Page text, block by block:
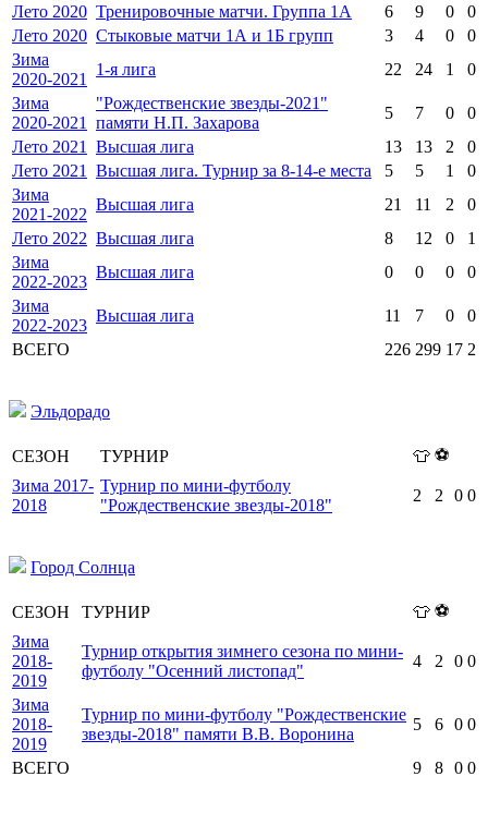
Лето 2020 Тренировочные матчи. Группа 1А 6 9 0
0
Лето 2020 Стыковые матчи 1А и 1Б групп 3 4 0
0
Зима
2020-2021
1-я лига 22 24 1
0
Зима
2020-2021
"Рождественские звезды-2021"
памяти Н.П. Захарова
5 7 0
0
Лето 2021
Высшая лига 13 13 2
0
Лето 2021
Высшая лига. Турнир за 8-14-е места 5 5 1
0
Зима
2021-2022
Высшая лига 21 11 2
0
Лето 2022 Высшая лига 8 12 0
1
Зима
2022-2023
Высшая лига 0 0 0
0
Зима
2022-2023
Высшая лига 11 7 0
0
ВСЕГО
226 299 17 2
Эльдорадо
СЕЗОН ТУРНИР 👕 ⚽
Зима 2017-
2018
Турнир по мини-футболу
"Рождественские звезды-2018"
2 2 0 0
Город Солнца
СЕЗОН ТУРНИР 👕 ⚽
Зима
2018-
2019
Турнир открытия зимнего сезона по мини-
футболу "Осенний листопад"
4 2 0 0
Зима
2018-
2019
Турнир по мини-футболу "Рождественские
звезды-2018" памяти В.В. Воронина
5 6 0 0
ВСЕГО 9 8 0 0